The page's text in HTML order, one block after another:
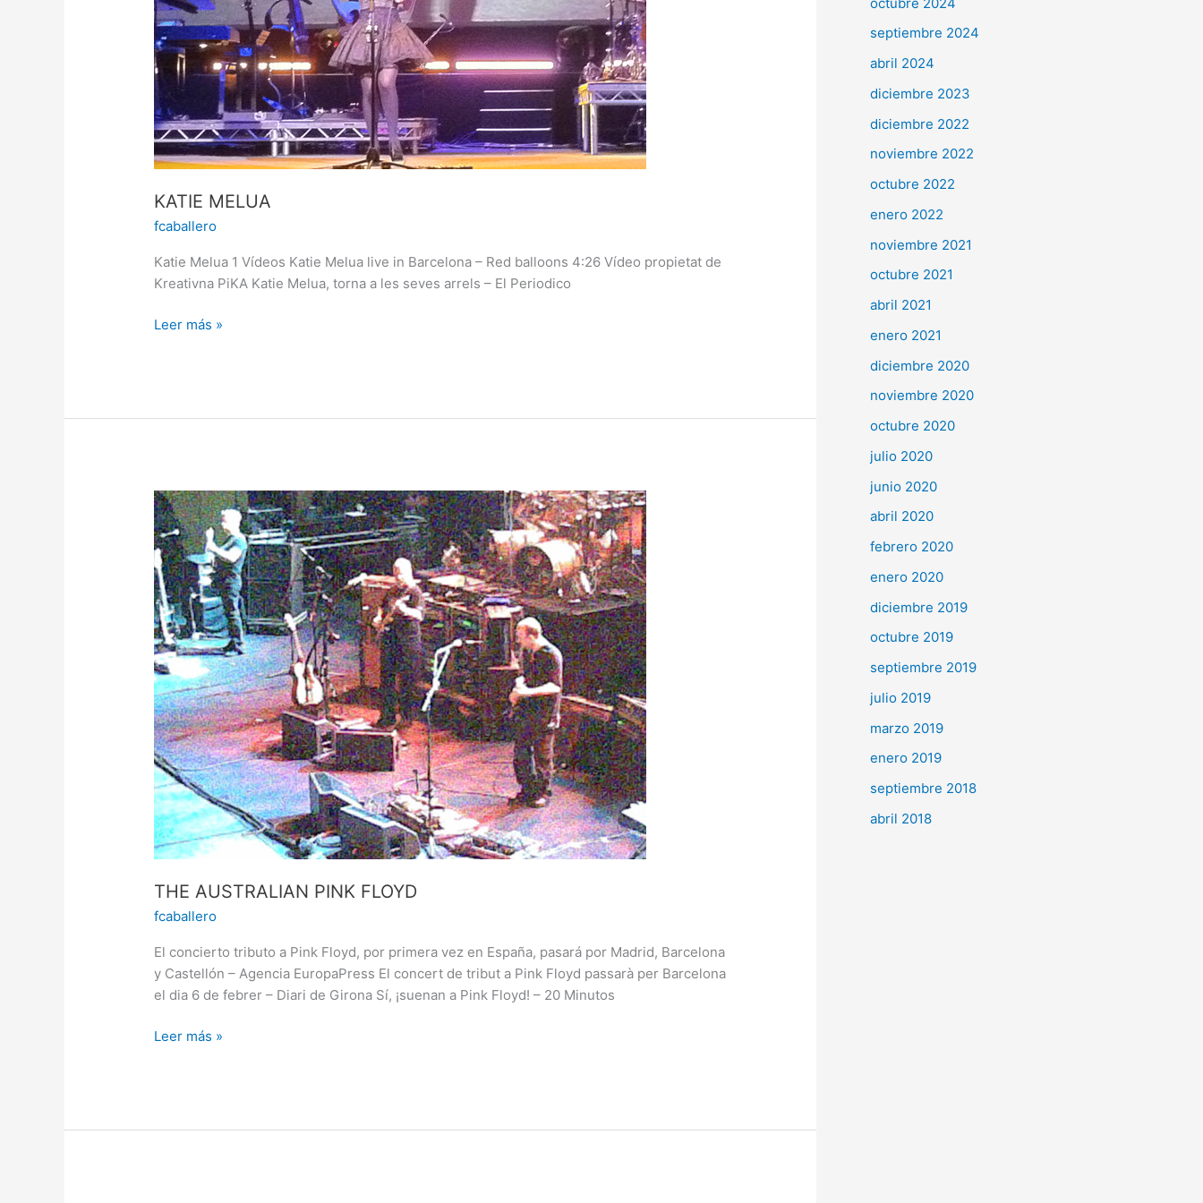
KATIE MELUA
fcaballero
Katie Melua 1 Vídeos Katie Melua live in Barcelona – Red balloons 4:26 Vídeo propietat de
Kreativna PiKA Katie Melua, torna a les seves arrels – El Periodico
Leer más »
THE AUSTRALIAN PINK FLOYD
fcaballero
El concierto tributo a Pink Floyd, por primera vez en España, pasará por Madrid, Barcelona
y Castellón – Agencia EuropaPress El concert de tribut a Pink Floyd passarà per Barcelona
el dia 6 de febrer – Diari de Girona Sí, ¡suenan a Pink Floyd! – 20 Minutos
THE
AUSTRALIAN
PINK
FLOYD
Leer más »
septiembre 2024
abril 2024
diciembre 2023
diciembre 2022
noviembre 2022
octubre 2022
enero 2022
noviembre 2021
octubre 2021
abril 2021
enero 2021
diciembre 2020
noviembre 2020
octubre 2020
julio 2020
junio 2020
abril 2020
febrero 2020
enero 2020
diciembre 2019
octubre 2019
septiembre 2019
julio 2019
marzo 2019
enero 2019
septiembre 2018
abril 2018